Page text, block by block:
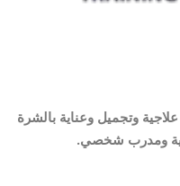
وتجميل وعناية بالشرة
ومدرب شخصي.